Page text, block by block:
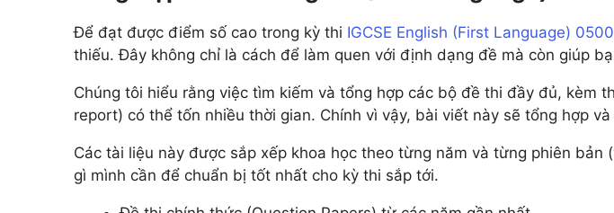
Add Math 0606
+7 môn khác
+ 5 môn khác
Xem tất cả 12 môn
Để đạt được điểm số cao trong kỳ thi IGCSE English (First Language) 0500
thiếu. Đây không chỉ là cách để làm quen với định dạng đề mà còn giúp
Chúng tôi hiểu rằng việc tìm kiếm và tổng hợp các bộ đề thi đầy đủ, kèm
report) có thể tốn nhiều thời gian. Chính vì vậy, bài viết này sẽ tổng hợp
Các tài liệu này được sắp xếp khoa học theo từng năm và từng phiên
gì mình cần để chuẩn bị tốt nhất cho kỳ thi sắp tới.